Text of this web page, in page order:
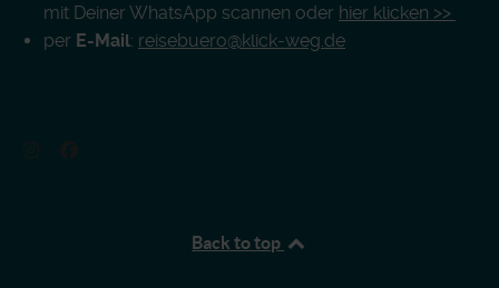
mit Deiner WhatsApp scannen oder hier klicken >>
per E-Mail: reisebuero@klick-weg.de
Back to top